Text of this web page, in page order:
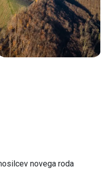
novega roda